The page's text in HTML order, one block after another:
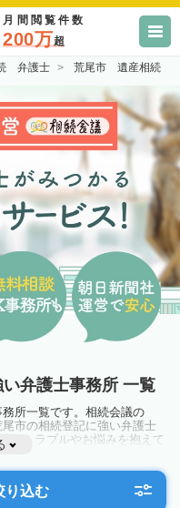
月間閲覧件数
200万超
弁護士 荒尾市 遺産相続
弁護士事務所 一覧
所一覧です。相続会議の
市の相続登記に強い弁護士
のトラブルやお悩みを抱えて
しょう。
り込む